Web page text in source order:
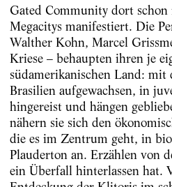
Gated Community dort
Megacitys manifestiert. Die
Walther Kohn, Marcel
Kriese – behaupten ihren je
südamerikanischen Land:
Brasilien aufgewachsen, in
hingereist und hängen
nähern sie sich den
die es im Zentrum geht, in
Plauderton an. Erzählen von
ein Überfall hinterlassen hat.